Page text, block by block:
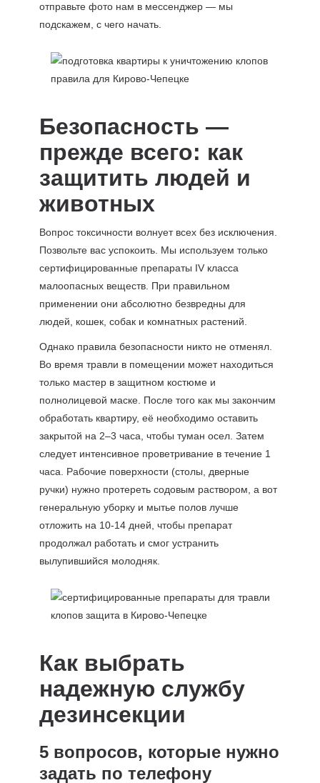
отправьте фото нам в мессенджер — мы
подскажем, с чего начать.
Безопасность —
прежде всего: как
защитить людей и
животных
Вопрос токсичности волнует всех без исключения.
Позвольте вас успокоить. Мы используем только
сертифицированные препараты IV класса
малоопасных веществ. При правильном
применении они абсолютно безвредны для
людей, кошек, собак и комнатных растений.
Однако правила безопасности никто не отменял.
Во время травли в помещении может находиться
только мастер в защитном костюме и
полнолицевой маске. После того как мы закончим
обработать квартиру, её необходимо оставить
закрытой на 2–3 часа, чтобы туман осел. Затем
следует интенсивное проветривание в течение 1
часа. Рабочие поверхности (столы, дверные
ручки) нужно протереть содовым раствором, а вот
генеральную уборку и мытье полов лучше
отложить на 10-14 дней, чтобы препарат
продолжал работать и смог устранить
вылупившийся молодняк.
Как выбрать
надежную службу
дезинсекции
5 вопросов, которые нужно
задать по телефону